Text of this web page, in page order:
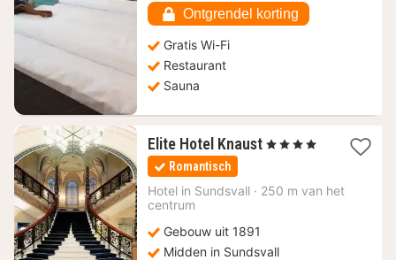
Ontgrendel korting
Gratis Wi-Fi
Restaurant
Sauna
Elite Hotel Knaust 1
88,79
, 4 Sterren
Romantisch
Hotel in Sundsvall · 250 m van het
centrum
Gebouw uit 1891
Midden in Sundsvall